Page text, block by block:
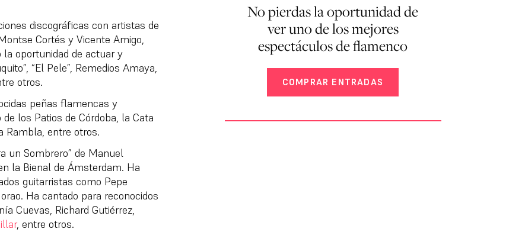
discográficas con artistas de
Cortés y Vicente Amigo,
oportunidad de actuar y
“El Pele”, Remedios Amaya,
otros.
peñas flamencas y
los Patios de Córdoba, la Cata
Rambla, entre otros.
un Sombrero” de Manuel
la Bienal de Ámsterdam. Ha
guitarristas como Pepe
Ha cantado para reconocidos
Cuevas, Richard Gutiérrez,
, entre otros.
No pierdas la oportunidad de
ver uno de los mejores
espectáculos de flamenco
COMPRAR ENTRADAS